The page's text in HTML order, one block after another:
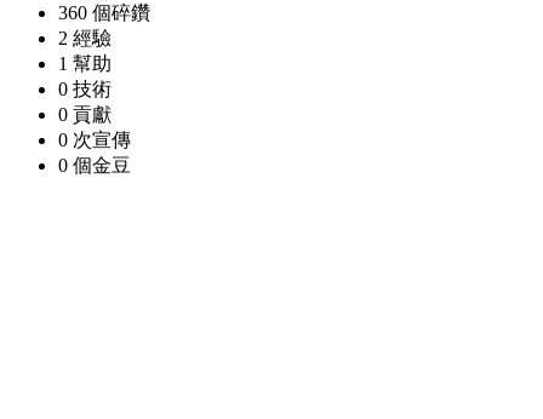
360 個碎鑽
2 經驗
1 幫助
0 技術
0 貢獻
0 次宣傳
0 個金豆